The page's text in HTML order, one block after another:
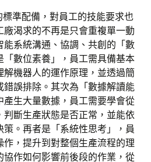
準配備，對員工的技能要求也
渴求的不再是只會重複單一動
系統溝通、協調、共創的「數
數位素養」，員工需具備基本
解機器人的運作原理，並透過簡
誤排除。其次為「數據解讀能
產生大量數據，員工需要學會從
斷生產狀態是否正常，並能依
。再者是「系統性思考」，員
，提升到對整個生產流程的理
作如何影響前後段的作業，從